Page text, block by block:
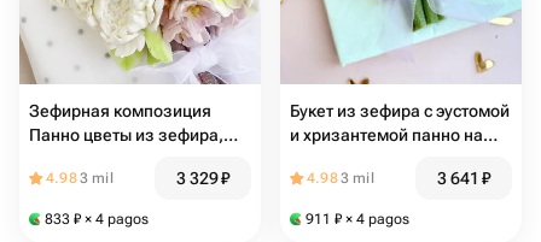
Зефирная композиция
Панно цветы из зефира,
сестре, девушке, коллеге,
4.983 mil 3 329₽
833 ₽ × 4 pagos
Букет из зефира с эустомой
и хризантемой панно на
комплимент , подарок
коллеге, сестре
4.983 mil 3 641 ₽
911 ₽ × 4 pagos